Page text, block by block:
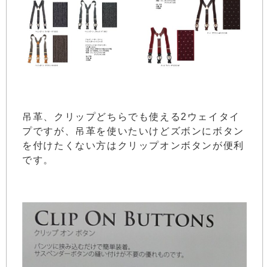
吊革、クリップどちらでも使える2ウェイタイ
プですが、吊革を使いたいけどズボンにボタン
を付けたくない方はクリップオンボタンが便利
です。